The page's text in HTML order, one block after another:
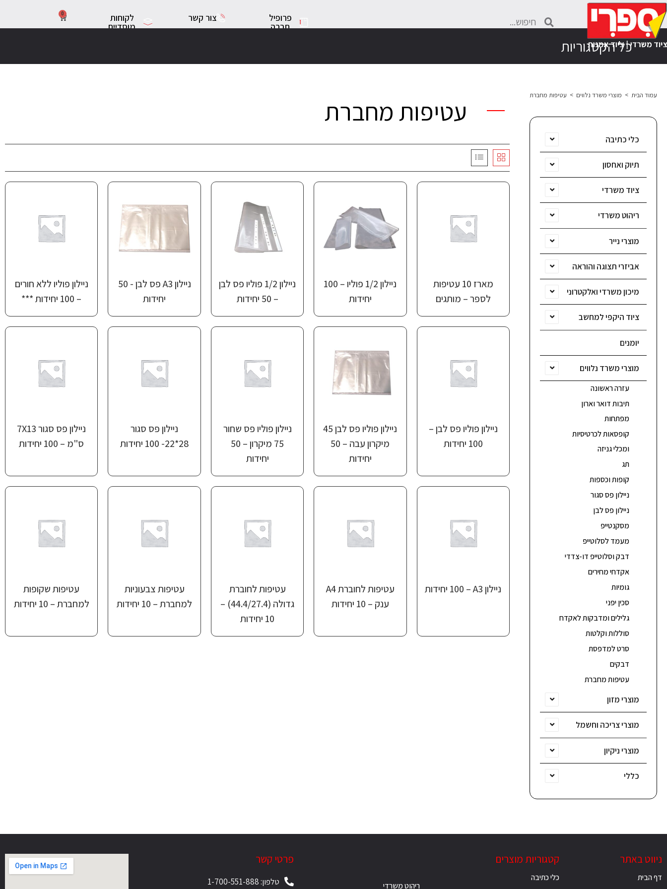
פרופיל
חברה
צור קשר לקוחות
מוסדיים
0
כל הקטגוריות
עמוד הבית > מוצרי משרד נלווים > עטיפות מחברת
כלי כתיבה
תיוק ואחסון
ציוד משרדי
ריהוט משרדי
מוצרי נייר
אביזרי תצוגה והוראה
מיכון משרדי ואלקטרוני
ציוד היקפי למחשב
יומנים
מוצרי משרד נלווים
עזרה ראשונה
תיבות דואר וארון
מפתחות
קופסאות לכרטיסיות
ומכלי גניזה
תג
קופות וכספות
ניילון פס סגור
ניילון פס לבן
מסקנטייפ
מעמד לסלוטייפ
דבק וסלוטייפ דו-צדדי
אקדחי מחירים
גומיות
סכין יפני
גלילים ומדבקות לאקדח
סוללות וקלטות
סרט למדפסת
דבקים
עטיפות מחברת
מוצרי מזון
מוצרי צריכה וחשמל
מוצרי ניקיון
כללי
עטיפות מחברת
מארז 10 עטיפות
לספר – מותגים
ניילון 1/2 פוליו – 100
יחידות
ניילון 1/2 פוליו פס לבן
– 50 יחידות
ניילון A3 פס לבן ‎‏- 50
יחידות
ניילון פוליו ללא חורים
– 100 יחידות ***
ניילון פוליו פס לבן –
100 יחידות
ניילון פוליו פס לבן 45
מיקרון עבה – 50
יחידות
ניילון פוליו פס שחור
75 מיקרון – 50
יחידות
ניילון פס סגור
28*22- 100 יחידות
ניילון פס סגור 7X13
ס"מ – 100 יחידות
ניילון ‎A3‏ – 100 יחידות
עטיפות לחוברת A4
ענק – 10 יחידות
עטיפות לחוברת
גדולה (44.4/27.4) –
10 יחידות
עטיפות צבעוניות
למחברת – 10 יחידות
עטיפות שקופות
למחברת – 10 יחידות
ניווט באתר
דף הבית
קטגוריות מוצרים
כלי כתיבה
ריהוט משרדי
פרטי קשר
טלפון: 1-700-551-888